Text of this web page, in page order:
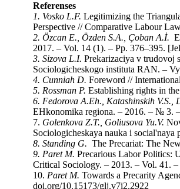
Referenses
1. Vosko L.F. Legitimizing the
Perspective // Comparative Labour
2. Özcan E., Özden S.A., Çoban A.İ.
2017. – Vol. 14 (1). – Pp. 376–395.
3. Sizova L.I. Prekarizaciya v trudovoj
Sociologicheskogo instituta RAN. –
4. Cunniah D. Foreword //
5. Rossman P. Establishing rights in
6. Fedorova A.Eh., Katashinskih V.S.,
EHkonomika regiona. – 2016. – № 3.
7. Golenkova Z.T., Goliusova Yu.V.
Sociologicheskaya nauka i
8. Standing G. The Precariat: The
9. Paret M. Precarious Labor Politics:
Critical Sociology. – 2013. – Vol. 41.
10. Paret M. Towards a Precarity
doi.org/10.15173/glj.v7i2.2922